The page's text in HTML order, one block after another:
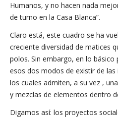
Humanos, y no hacen nada
de turno en la Casa Blanca”.
Claro está, este cuadro se ha
creciente diversidad de matices
polos. Sin embargo, en lo
esos dos modos de existir de las
los cuales admiten, a su vez ,
y mezclas de elementos dentro
Digamos así: los proyectos